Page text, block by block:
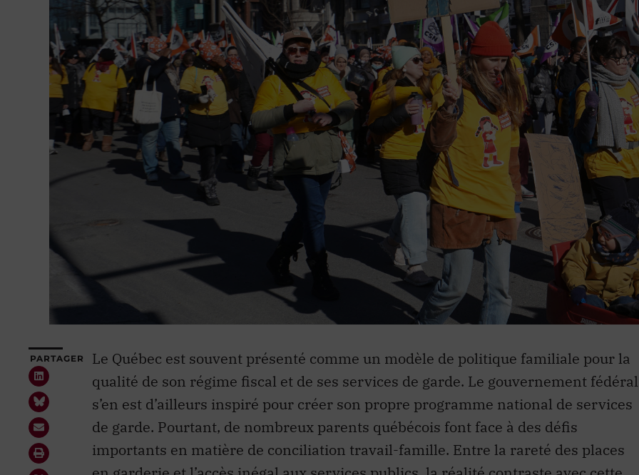
PARTAGER
Le Québec est souvent présenté comme un modèle de politique familiale pour la
qualité de son régime fiscal et de ses services de garde. Le gouvernement fédéral
s’en est d’ailleurs inspiré pour créer son propre programme national de services
de garde. Pourtant, de nombreux parents québécois font face à des défis
importants en matière de conciliation travail-famille. Entre la rareté des places